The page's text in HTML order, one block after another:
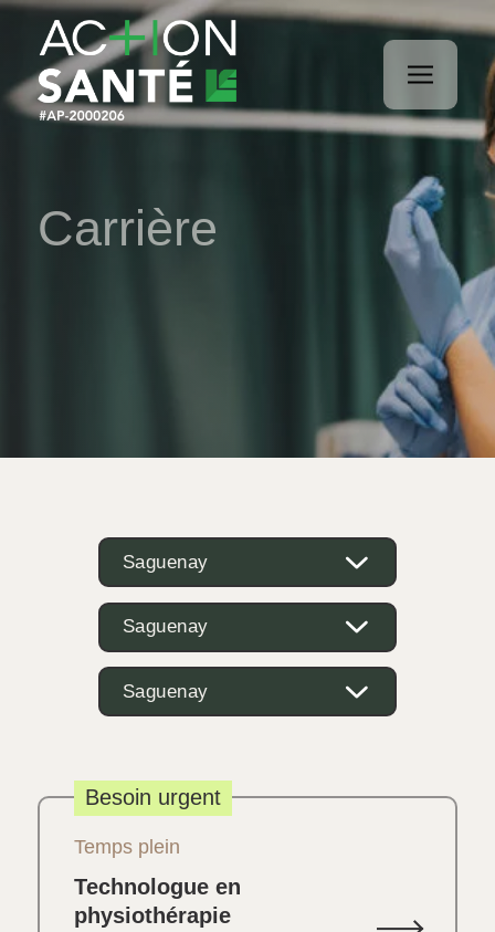
Carrière
Saguenay
Saguenay
Saguenay
Besoin urgent
Temps plein
Technologue en
physiothérapie